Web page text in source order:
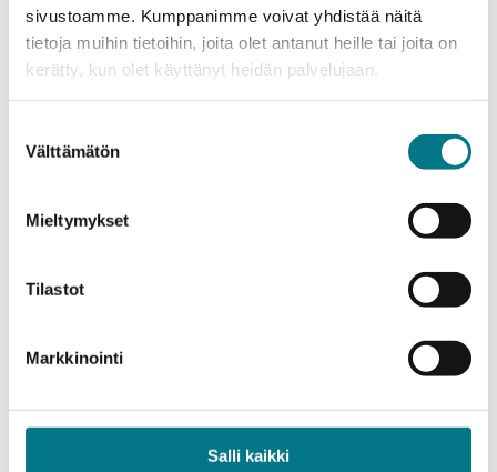
sivustoamme. Kumppanimme voivat yhdistää näitä
tietoja muihin tietoihin, joita olet antanut heille tai joita on
kerätty, kun olet käyttänyt heidän palvelujaan.
valinta
Välttämätön
Mieltymykset
Tilastot
Markkinointi
Salli kaikki
menestyksekkääseen opiskeluun. Valmistuneet
opiskelijat arvostavat kouluamme. He ovat antaneet
hyvät arvosanat erityisesti opetuksen ja ohjauksen
tasosta.
Henkilökunta on voimavaramme. Heillä on
asenne itsensä ja työyhteisön kehittämiseen.
Kajaanin ammattikorkeakoulussa arvostetaan työtä ja
osaamista sekä tuetaan jaksamista ja kehittymistä.
koulutuksen sekä tutkimus- ja kehitystyön tekemistä
kansainvälisissä verkoissa.